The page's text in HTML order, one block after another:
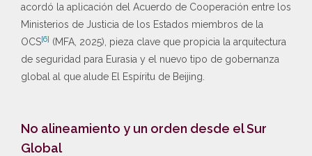
acordó la aplicación del Acuerdo de Cooperación entre los
Ministerios de Justicia de los Estados miembros de la
OCS[6] (MFA, 2025), pieza clave que propicia la arquitectura
de seguridad para Eurasia y el nuevo tipo de gobernanza
global al que alude El Espíritu de Beijing.
No alineamiento y un orden desde el Sur
Global